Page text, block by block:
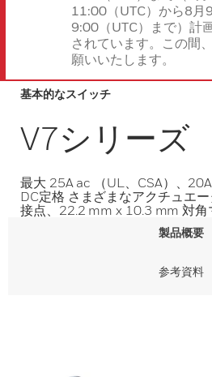
11:00（UTC）から8月
9:00（UTC）まで）計
されています。この間
願いいたします。
基本的なスイッチ
V7シリーズ
最大 25A ac （UL、CSA）、20A
DC定格 さまざまなアクチュエー
接点、22.2 mm x 10.3 mm 対角
製品概要
参考資料